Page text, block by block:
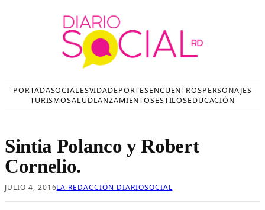
PORTADASOCIALESVIDADEPORTESENCUENTROSPERSONAJES
TURISMOSALUDLANZAMIENTOSESTILOSEDUCACIÓN
Sintia Polanco y Robert
Cornelio.
JULIO 4, 2016LA REDACCIÓN DIARIOSOCIAL